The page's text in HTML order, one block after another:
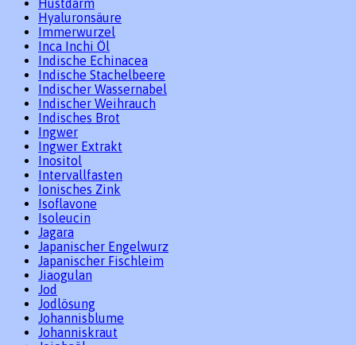
Hustdarm
Hyaluronsäure
Immerwurzel
Inca Inchi Öl
Indische Echinacea
Indische Stachelbeere
Indischer Wassernabel
Indischer Weihrauch
Indisches Brot
Ingwer
Ingwer Extrakt
Inositol
Intervallfasten
Ionisches Zink
Isoflavone
Isoleucin
Jagara
Japanischer Engelwurz
Japanischer Fischleim
Jiaogulan
Jod
Jodlösung
Johannisblume
Johanniskraut